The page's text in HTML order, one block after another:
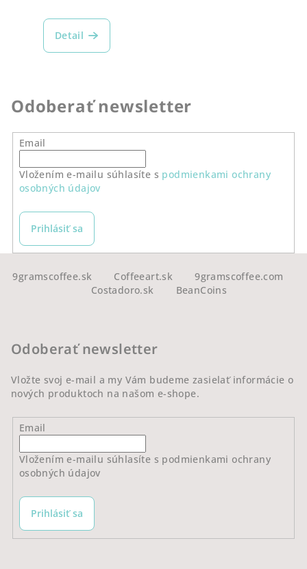
Detail
Odoberať newsletter
Email
Vložením e-mailu súhlasíte s podmienkami ochrany
osobných údajov
Prihlásiť sa
9gramscoffee.sk Coffeeart.sk
9gramscoffee.com
Costadoro.sk
BeanCoins
Odoberať newsletter
Vložte svoj e-mail a my Vám budeme zasielať informácie o
nových produktoch na našom e-shope.
Email
Vložením e-mailu súhlasíte s podmienkami ochrany
osobných údajov
Prihlásiť sa